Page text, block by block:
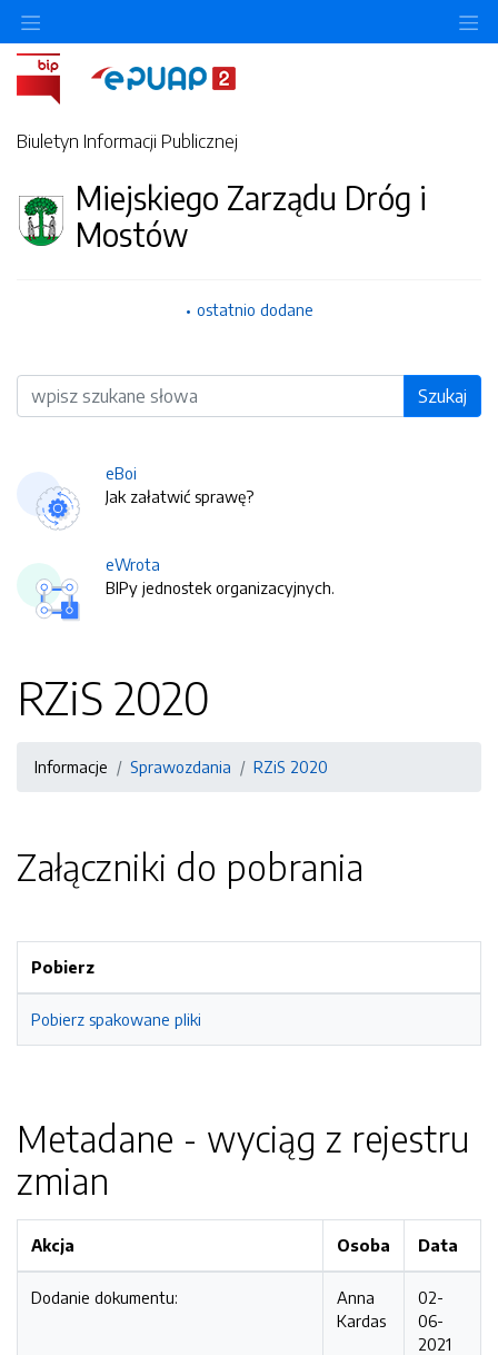
Biuletyn Informacji Publicznej
Miejskiego Zarządu Dróg i
Mostów
ostatnio dodane
Wyszukiwarka Szukaj
eBoi
Jak załatwić sprawę?
eWrota
BIPy jednostek organizacyjnych.
RZiS 2020
Informacje Sprawozdania RZiS 2020
Załączniki do pobrania
Pobierz
Pobierz spakowane pliki
Metadane - wyciąg z rejestru
zmian
Akcja Osoba Data
Dodanie dokumentu:
Anna
Kardas
02-
06-
2021